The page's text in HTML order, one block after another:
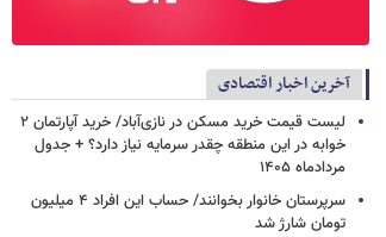
آخرین اخبار اقتصادی
لیست قیمت خرید مسکن در نازی‌آباد/ خرید آپارتمان ۲
خوابه در این منطقه چقدر سرمایه نیاز دارد؟ + جدول
مردادماه ۱۴۰۵
سرپرستان خانوار بخوانند/ حساب این افراد ۴ میلیون
تومان شارژ شد